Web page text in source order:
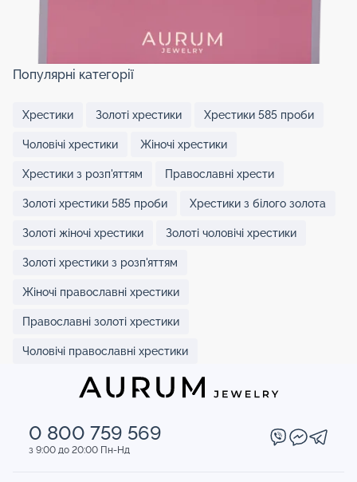
Популярні категорії
Хрестики Золоті хрестики Хрестики 585 проби
Чоловічі хрестики Жіночі хрестики
Хрестики з розп'яттям Православні хрести
Золоті хрестики 585 проби Хрестики з білого золота
Золоті жіночі хрестики Золоті чоловічі хрестики
Золоті хрестики з розп'яттям
Жіночі православні хрестики
Православні золоті хрестики
Чоловічі православні хрестики
0 800 759 569
з 9:00 до 20:00 Пн-Нд